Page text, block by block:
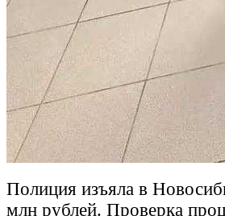
Полиция изъяла в
млн рублей. Проверка